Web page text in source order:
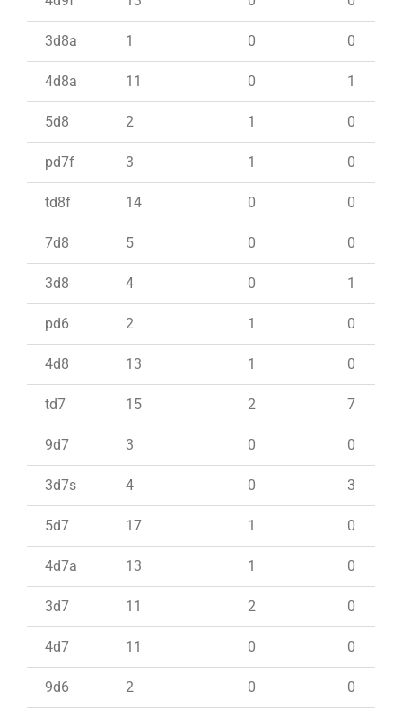
3d8a 1 0 0
4d8a 11 0 1
5d8 2 1 0
pd7f 3 1 0
td8f 14 0 0
7d8 5 0 0
3d8 4 0 1
pd6 2 1 0
4d8 13 1 0
td7 15 2 7
9d7 3 0 0
3d7s 4 0 3
5d7 17 1 0
4d7a 13 1 0
3d7 11 2 0
4d7 11 0 0
9d6 2 0 0